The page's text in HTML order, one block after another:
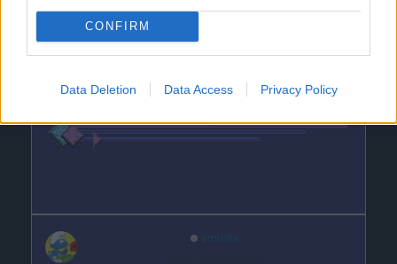
CONFIRM
Data Deletion Data Access Privacy Policy